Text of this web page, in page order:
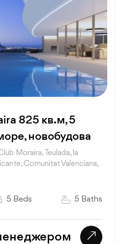
825 кв.м, 5
новобудова
Moraira, Teulada, la
Comunitat Valenciana,
5 Beds 5 Baths